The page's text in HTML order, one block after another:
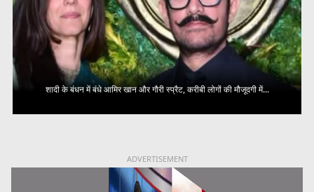
शादी के बंधन में बंधे आमिर खान और गौरी स्प्रैट, करीबी लोगों की मौजूदगी में...
ADVERTISEMENT